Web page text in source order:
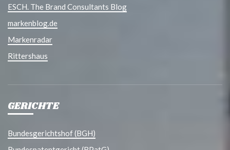
ESCH. The Brand Consultants Blog
markenblog.de
Markenradar
Rittershaus
GERICHTE
Bundesgerichtshof (BGH)